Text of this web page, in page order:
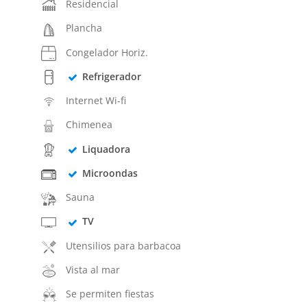
Residencial
Plancha
Congelador Horiz.
Refrigerador
Internet Wi-fi
Chimenea
Liquadora
Microondas
Sauna
TV
Utensilios para barbacoa
Vista al mar
Se permiten fiestas